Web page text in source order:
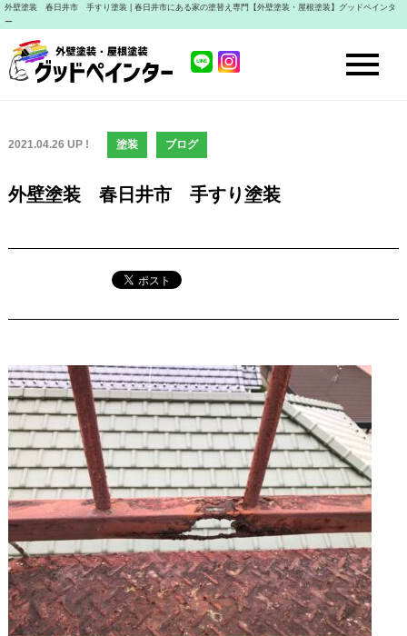
外壁塗装 春日井市 手すり塗装 | 春日井市にある家の塗替え専門【外壁塗装・屋根塗装】グッドペインタ
ー
2021.04.26 UP ! 塗装 ブログ
外壁塗装 春日井市 手すり塗装